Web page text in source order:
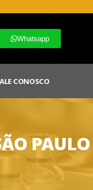
Whatsapp
CONOSCO
PAULO